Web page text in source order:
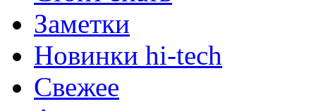
Заметки
Новинки hi-tech
Свежее